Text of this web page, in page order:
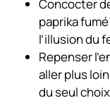
Concocter
paprika
l’illusion du
Repenser
aller plus
du seul